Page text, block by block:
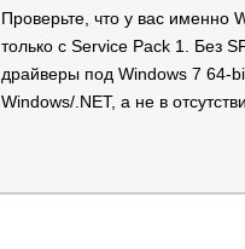
Проверьте, что у вас именно
только с Service Pack 1. Без
драйверы под Windows 7 64-
Windows/.NET, а не в